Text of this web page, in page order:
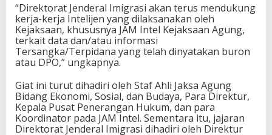
“Direktorat Jenderal Imigrasi akan terus mendukung
kerja-kerja Intelijen yang dilaksanakan oleh
Kejaksaan, khususnya JAM Intel Kejaksaan Agung,
terkait data dan/atau informasi
Tersangka/Terpidana yang telah dinyatakan buron
atau DPO,” ungkapnya.
Giat ini turut dihadiri oleh Staf Ahli Jaksa Agung
Bidang Ekonomi, Sosial, dan Budaya, Para Direktur,
Kepala Pusat Penerangan Hukum, dan para
Koordinator pada JAM Intel. Sementara itu, jajaran
Direktorat Jenderal Imigrasi dihadiri oleh Direktur